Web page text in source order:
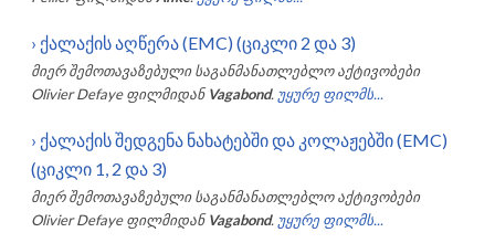
› ქალაქის აღწერა (EMC) (ციკლი 2 და 3)
მიერ შემოთავაზებული საგანმანათლებლო აქტივობები
Olivier Defaye ფილმიდან Vagabond. უყურე ფილმს...
› ქალაქის შედგენა ნახატებში და კოლაჟებში (EMC)
(ციკლი 1, 2 და 3)
მიერ შემოთავაზებული საგანმანათლებლო აქტივობები
Olivier Defaye ფილმიდან Vagabond. უყურე ფილმს...